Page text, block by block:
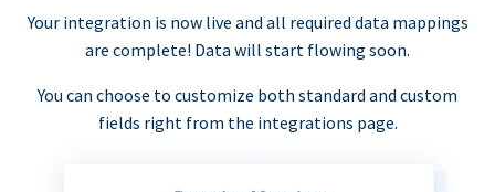
Your integration is now live and all required data mappings
are complete! Data will start flowing soon.
You can choose to customize both standard and custom
fields right from the integrations page.